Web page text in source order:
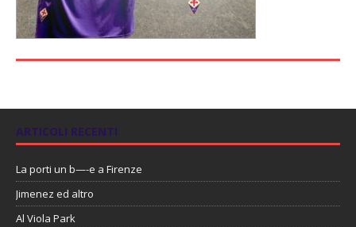
ARTICOLI RECENTI
La porti un b—-e a Firenze
Jimenez ed altro
Al Viola Park